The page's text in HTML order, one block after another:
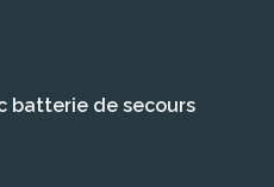
batterie de secours